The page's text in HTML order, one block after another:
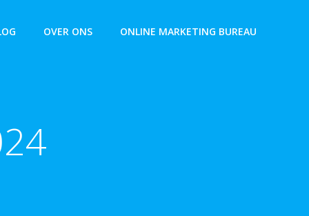
OVER ONS ONLINE MARKETING BUREAU